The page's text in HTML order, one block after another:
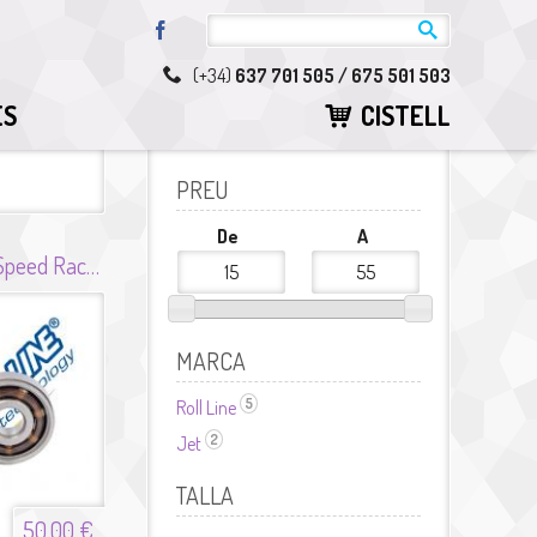
(+34) 637 701 505 / 675 501 503
CISTELL
Joc Rodaments Speed Race Abec 9
50,00 €
PREU
De A
MARCA
Roll Line 5
Jet 2
TALLA